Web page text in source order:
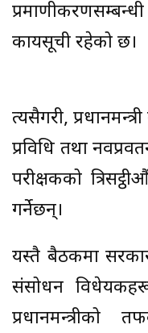
कार्यसूची रहेको छ।
त्यसैगरी,
प्रविधि तथा
परीक्षकको
गर्नेछन्।
यस्तै बैठकमा
संसोधन
प्रधानमन्त्रीको